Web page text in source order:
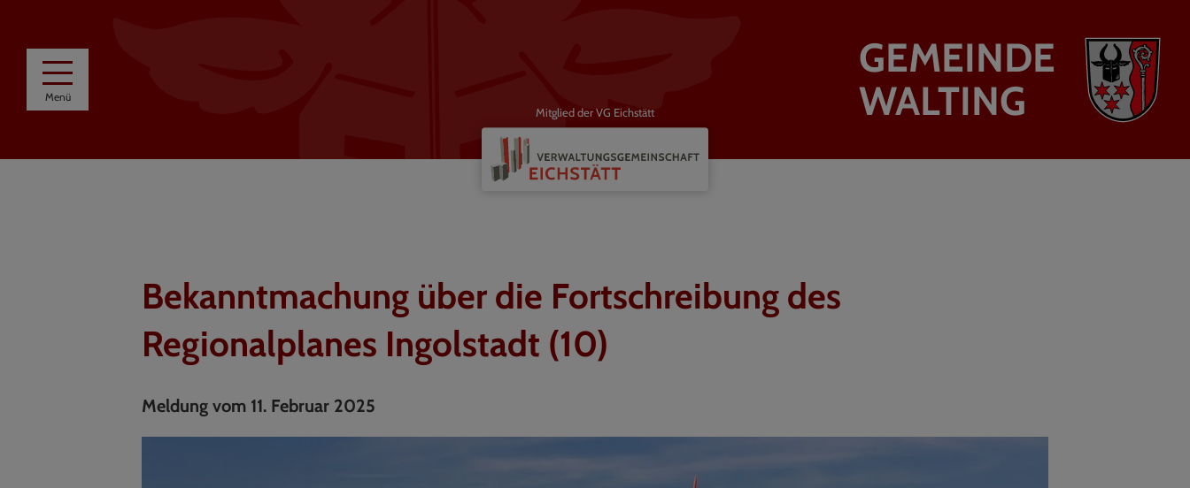
Menü
GEMEINDE
WALTING
Mitglied der VG Eichstätt
Bekanntmachung über die Fortschreibung des
Regionalplanes Ingolstadt (10)
Meldung vom 11. Februar 2025